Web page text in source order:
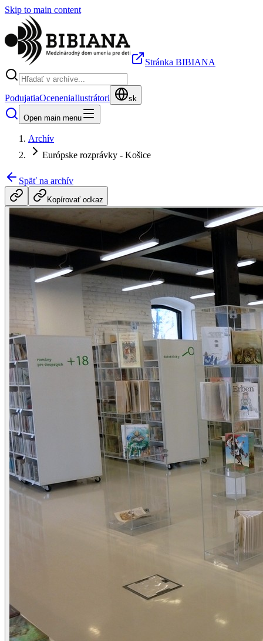
Skip to main content
Stránka BIBIANA
PodujatiaOceneniaIlustrátori sk
Open main menu
Archív
Európske rozprávky - Košice
Späť na archív
Kopírovať odkaz